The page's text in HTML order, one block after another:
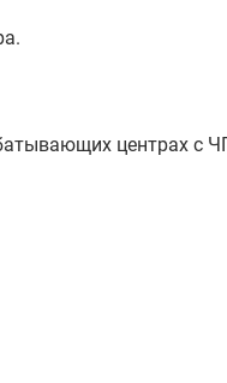
центрах с